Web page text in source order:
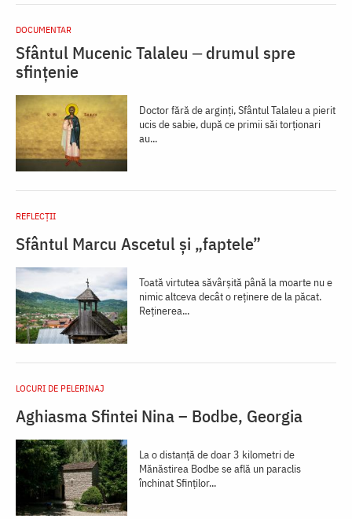
DOCUMENTAR
Sfântul Mucenic Talaleu ‒ drumul spre
sfințenie
Doctor fără de arginți, Sfântul Talaleu a pierit
ucis de sabie, după ce primii săi torționari
au...
REFLECȚII
Sfântul Marcu Ascetul și „faptele”
Toată virtutea săvârşită până la moarte nu e
nimic altceva decât o reținere de la păcat.
Reținerea...
LOCURI DE PELERINAJ
Aghiasma Sfintei Nina – Bodbe, Georgia
La o distanţă de doar 3 kilometri de
Mănăstirea Bodbe se află un paraclis
închinat Sfinţilor...